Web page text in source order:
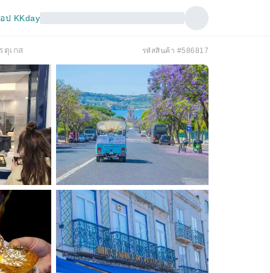
ป KKday
ตุเกส รหัสสินค้า #586817